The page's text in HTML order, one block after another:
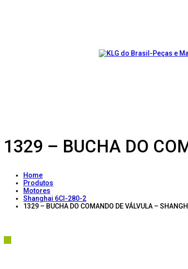
1329 – BUCHA DO
Home
Produtos
Motores
Shanghai 6Cl-280-2
1329 – BUCHA DO COMANDO DE VÁLVULA –